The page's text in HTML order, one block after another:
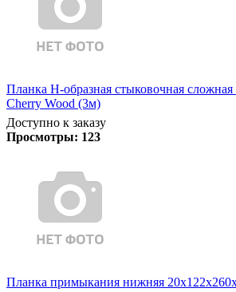
Планка Н-образная стыковочная
Cherry Wood (3м)
Доступно к заказу
Просмотры: 123
Планка примыкания нижняя